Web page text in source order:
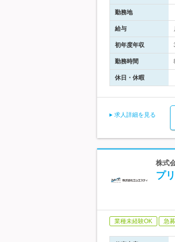
勤務地
給与
初年度年収
勤務時間
休日・休暇
求人詳細を見る
株式
プ
業種未経験OK 急募